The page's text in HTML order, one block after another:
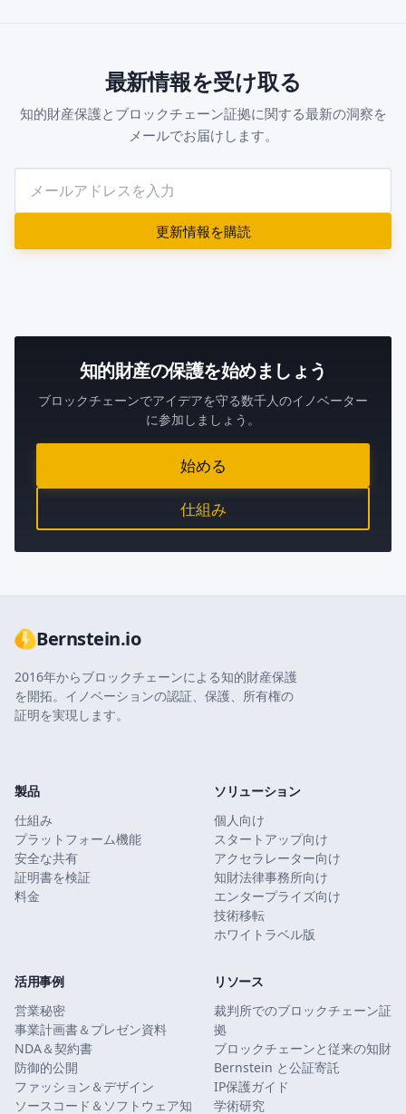
最新情報を受け取る
知的財産保護とブロックチェーン証拠に関する最新の洞察を
メールでお届けします。
更新情報を購読
知的財産の保護を始めましょう
ブロックチェーンでアイデアを守る数千人のイノベーター
に参加しましょう。
始める
仕組み
Bernstein.io
2016年からブロックチェーンによる知的財産保護
を開拓。イノベーションの認証、保護、所有権の
証明を実現します。
製品
仕組み
プラットフォーム機能
安全な共有
証明書を検証
料金
ソリューション
個人向け
スタートアップ向け
アクセラレーター向け
知財法律事務所向け
エンタープライズ向け
技術移転
ホワイトラベル版
活用事例
営業秘密
事業計画書＆プレゼン資料
NDA＆契約書
防御的公開
ファッション＆デザイン
ソースコード＆ソフトウェア知
リソース
裁判所でのブロックチェーン証
拠
ブロックチェーンと従来の知財
Bernstein と公証寄託
IP保護ガイド
学術研究